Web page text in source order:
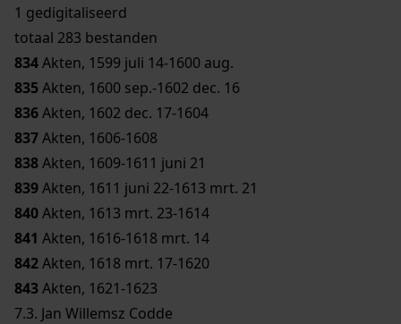
1 gedigitaliseerd
totaal 283 bestanden
834Akten, 1599 juli 14-1600 aug.
835Akten, 1600 sep.-1602 dec. 16
836Akten, 1602 dec. 17-1604
837Akten, 1606-1608
838Akten, 1609-1611 juni 21
839Akten, 1611 juni 22-1613 mrt. 21
840Akten, 1613 mrt. 23-1614
841 Akten, 1616-1618 mrt. 14
842Akten, 1618 mrt. 17-1620
843Akten, 1621-1623
7.3. Jan Willemsz Codde